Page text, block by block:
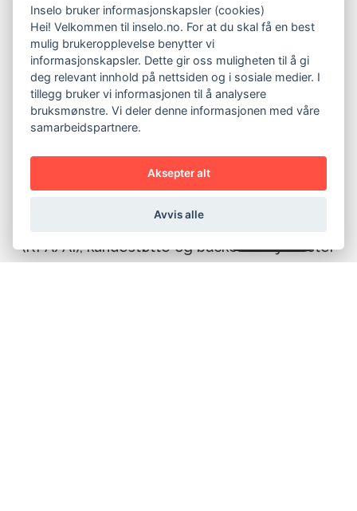
en direktemodell mot både bedrifts- og
konsumentmarkedet, leverer vi landsdekkende
installasjoner med en lik inngangspris for alle
kunder – dette forenkler kundereisen og
eliminerer behovet for å sende leads for
pristilbud. Vår Field Service-kompetanse sikrer
profesjonell service i felten for tekniske
produkter som elbilladere og varmepumper.
(RPA/AI), kundestøtte og backoffice-tjenester
som sikrer enestående effektivitet og
Inselo bruker informasjonskapsler (cookies)
Hei! Velkommen til inselo.no. For at du skal få en best
mulig brukeropplevelse benytter vi
informasjonskapsler. Dette gir oss muligheten til å gi
deg relevant innhold på nettsiden og i sosiale medier. I
tillegg bruker vi informasjonen til å analysere
bruksmønstre. Vi deler denne informasjonen med våre
samarbeidspartnere.
Aksepter alt
Avvis alle